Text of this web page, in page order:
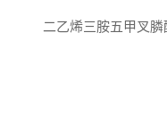
二乙烯三胺五甲叉膦